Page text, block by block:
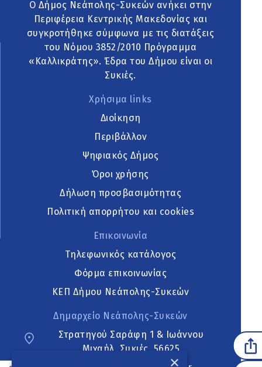
Ο Δήμος Νεάπολης-Συκεών ανήκει στην
Περιφέρεια Κεντρικής Μακεδονίας και
συγκροτήθηκε σύμφωνα με τις διατάξεις
του Νόμου 3852/2010 Πρόγραμμα
«Καλλικράτης». Έδρα του Δήμου είναι οι
Συκιές.
Χρήσιμα links
Διοίκηση
Περιβάλλον
Ψηφιακός Δήμος
Όροι χρήσης
Δήλωση προσβασιμότητας
Πολιτική απορρήτου και cookies
Επικοινωνία
Τηλεφωνικός κατάλογος
Φόρμα επικοινωνίας
ΚΕΠ Δήμου Νεάπολης-Συκεών
Δημαρχείο Νεάπολης-Συκεών
Στρατηγού Σαράφη 1 & Ιωάννου
Μιχαήλ, Συκιές, 56625
×